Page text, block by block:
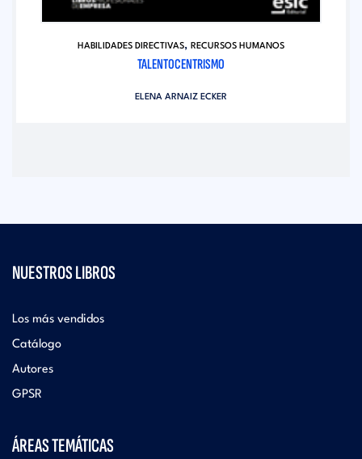
HABILIDADES DIRECTIVAS, RECURSOS HUMANOS
TALENTOCENTRISMO
ELENA ARNAIZ ECKER
NUESTROS LIBROS
Los más vendidos
Catálogo
Autores
GPSR
ÁREAS TEMÁTICAS